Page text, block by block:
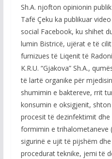
Sh.A. njofton opinionin
Tafë Çeku ka publikuar
social Facebook, ku shihet
lumin Bistricë, ujërat e të
furnizues të Liqenit të
K.R.U. “Gjakova” Sh.A.,
të lartë organike për
shumimin e baktereve, rrit
konsumin e oksigjenit,
procesit të dezinfektimit
formimin e trihalometaneve
sigurinë e ujit të pijshëm
procedurat teknike, jemi të